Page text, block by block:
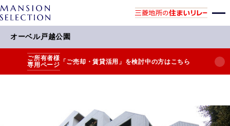
オーベル戸越公園
ご所有者様
専用ページ 「ご売却・賃貸活用」を検討中の方はこちら